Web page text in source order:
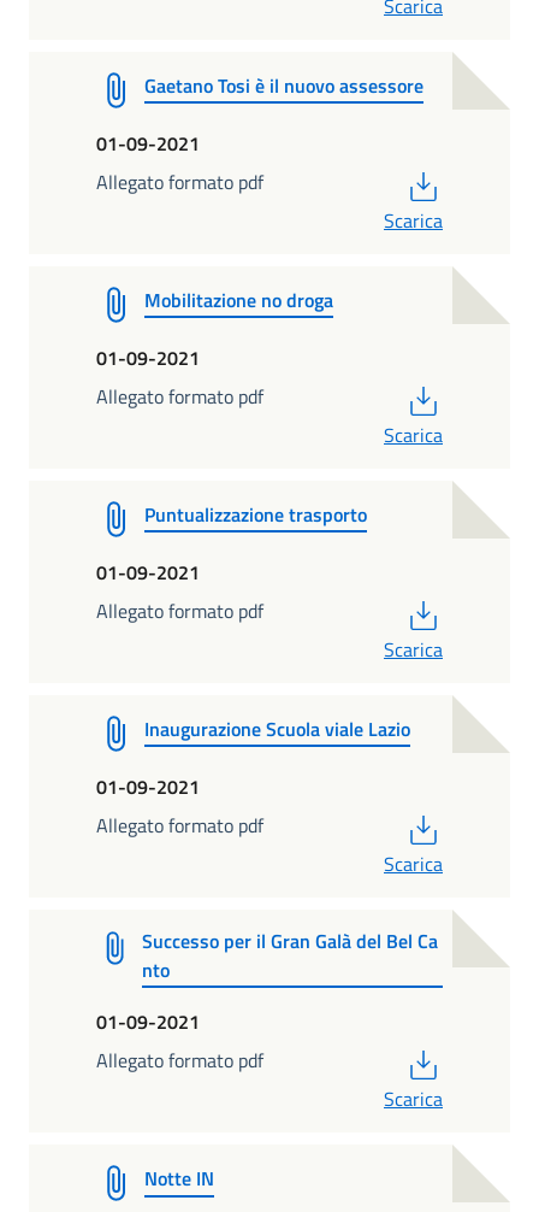
Gaetano Tosi è il nuovo assessore
01-09-2021
Allegato formato pdf
Scarica
Mobilitazione no droga
01-09-2021
Allegato formato pdf
Scarica
Puntualizzazione trasporto
01-09-2021
Allegato formato pdf
Scarica
Inaugurazione Scuola viale Lazio
01-09-2021
Allegato formato pdf
Scarica
Successo per il Gran Galà del Bel Ca
nto
01-09-2021
Allegato formato pdf
Scarica
Notte IN